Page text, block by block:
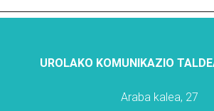
UROLAKO KOMUNIKAZIO
Araba kalea, 27